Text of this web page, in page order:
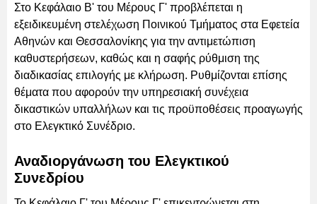
Στο Κεφάλαιο Β' του Μέρους Γ' προβλέπεται η
εξειδικευμένη στελέχωση Ποινικού Τμήματος στα Εφετεία
Αθηνών και Θεσσαλονίκης για την αντιμετώπιση
καθυστερήσεων, καθώς και η σαφής ρύθμιση της
διαδικασίας επιλογής με κλήρωση. Ρυθμίζονται επίσης
θέματα που αφορούν την υπηρεσιακή συνέχεια
δικαστικών υπαλλήλων και τις προϋποθέσεις προαγωγής
στο Ελεγκτικό Συνέδριο.
Αναδιοργάνωση του Ελεγκτικού
Συνεδρίου